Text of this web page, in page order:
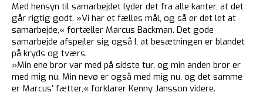
Med hensyn til samarbejdet lyder det fra alle kanter, at det
går rigtig godt. »Vi har et fælles mål, og så er det let at
samarbejde,« fortæller Marcus Backman. Det gode
samarbejde afspejler sig også I, at besætningen er blandet
på kryds og tværs.
»Min ene bror var med på sidste tur, og min anden bror er
med mig nu. Min nevø er også med mig nu, og det samme
er Marcus’ fætter,« forklarer Kenny Jansson videre.